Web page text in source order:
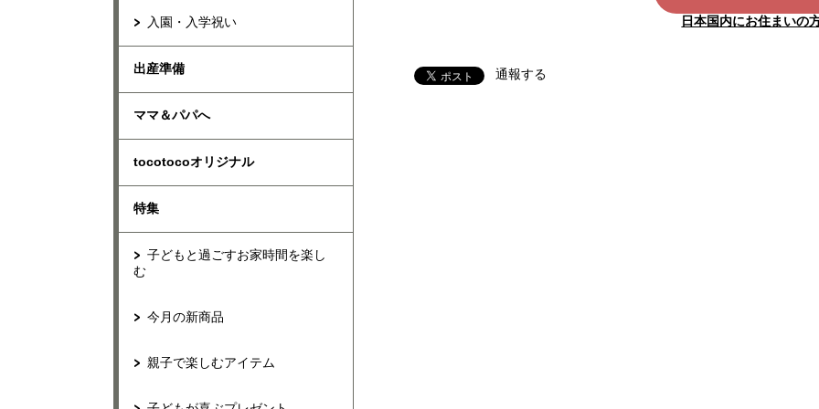
入園・入学祝い
出産準備
ママ＆パパへ
tocotocoオリジナル
特集
子どもと過ごすお家時間を楽し
む
今月の新商品
親子で楽しむアイテム
日本国内にお住まいの
通報する